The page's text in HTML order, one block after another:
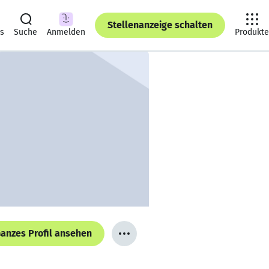
Suche Anmelden
Stellenanzeige schalten
Produkte
Profil ansehen